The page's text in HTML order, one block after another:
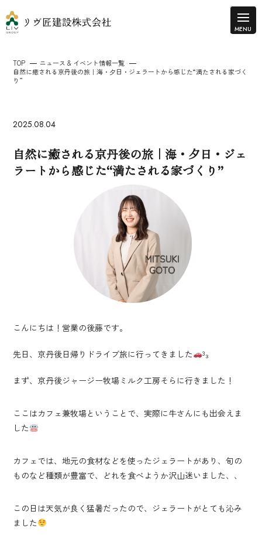
TOP
ニュース & イベント情報一覧
自然に癒される京丹後の旅｜海・夕日・ジェラートから感じた“満たされる家づく
り”
2025.08.04
自然に癒される京丹後の旅｜海・夕日・ジェ
ラートから感じた“満たされる家づくり”
こんにちは！営業の後藤です。
先日、京丹後日帰りドライブ旅に行ってきました ³₃
まず、京丹後ジャージー牧場ミルク工房そらに行きました！
ここはカフェ兼牧場ということで、実際に牛さんにも出会えま
した
カフェでは、地元の食材などを使ったジェラートがあり、旬の
ものなど種類が豊富で、どれを食べようか沢山迷いました、、
この日は天気が良く猛暑だったので、ジェラートがとても沁み
ました